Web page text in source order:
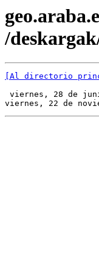
/
[Al directorio
viernes, 28 de
viernes, 22 de